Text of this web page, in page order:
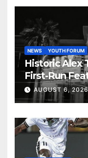
NEWS YOUTH FORUM
Historic Alex
First-Run
Years
AUGUST 6,